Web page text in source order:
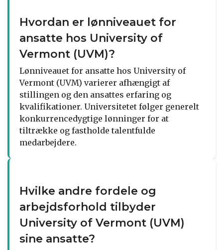
Hvordan er lønniveauet for
ansatte hos University of
Vermont (UVM)?
Lønniveauet for ansatte hos University of
Vermont (UVM) varierer afhængigt af
stillingen og den ansattes erfaring og
kvalifikationer. Universitetet følger generelt
konkurrencedygtige lønninger for at
tiltrække og fastholde talentfulde
medarbejdere.
Hvilke andre fordele og
arbejdsforhold tilbyder
University of Vermont (UVM)
sine ansatte?